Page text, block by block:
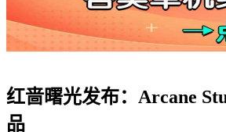
红啬曙光发布：Arcane
品